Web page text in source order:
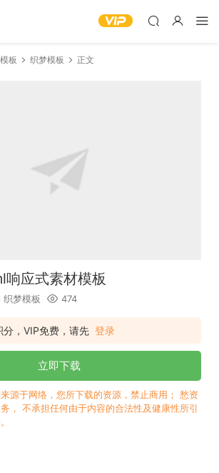
板 织梦模板 正文
应式素材模板
织梦模板 474
分，VIP免费，请先 登录
立即下载
源于网络，您所下载的资源，禁止商用； 愁资
， 不承担任何由于内容的合法性及健康性所引